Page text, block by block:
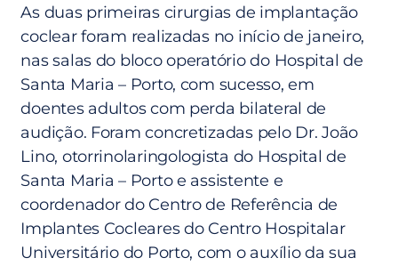
As duas primeiras cirurgias de implantação
coclear foram realizadas no início de janeiro,
nas salas do bloco operatório do Hospital de
Santa Maria – Porto, com sucesso, em
doentes adultos com perda bilateral de
audição. Foram concretizadas pelo Dr. João
Lino, otorrinolaringologista do Hospital de
Santa Maria – Porto e assistente e
coordenador do Centro de Referência de
Implantes Cocleares do Centro Hospitalar
Universitário do Porto, com o auxílio da sua